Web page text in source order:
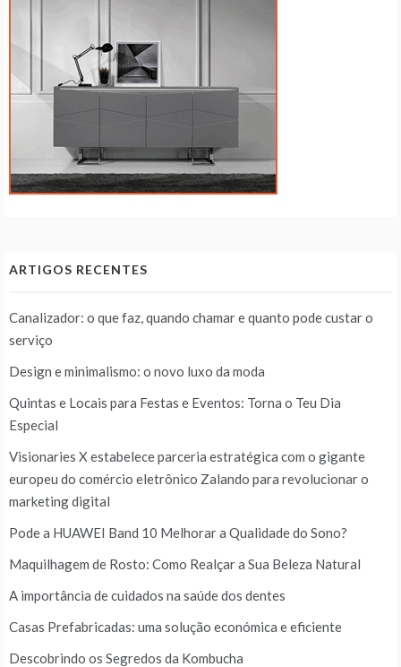
ARTIGOS RECENTES
Canalizador: o que faz, quando chamar e quanto pode custar o
serviço
Design e minimalismo: o novo luxo da moda
Quintas e Locais para Festas e Eventos: Torna o Teu Dia
Especial
Visionaries X estabelece parceria estratégica com o gigante
europeu do comércio eletrônico Zalando para revolucionar o
marketing digital
Pode a HUAWEI Band 10 Melhorar a Qualidade do Sono?
Maquilhagem de Rosto: Como Realçar a Sua Beleza Natural
A importância de cuidados na saúde dos dentes
Casas Prefabricadas: uma solução económica e eficiente
Descobrindo os Segredos da Kombucha